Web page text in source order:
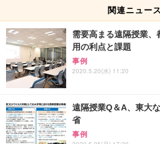
関連ニュース
需要高まる遠隔授業
用の利点と課題
事例
2020.5.20(水) 11:20
遠隔授業Q＆A、東大
省
事例